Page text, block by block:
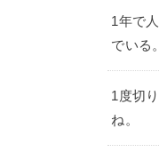
1年で
でいる。
1度切
ね。